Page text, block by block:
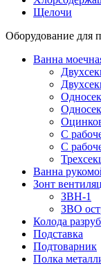
Щелочи
Оборудование для
Ванна
С
С
Ванна
Зонт
ЗВН-1
ЗВО
Колода
Подставка
Подтоварник
Полка